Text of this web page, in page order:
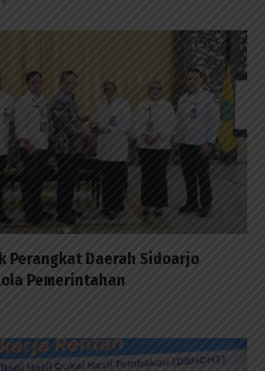
Perangkat Daerah Sidoarjo
Pemerintahan